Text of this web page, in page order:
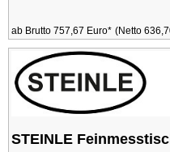
ab Brutto 757,67 Euro* (Netto
STEINLE